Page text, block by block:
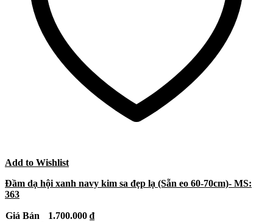
Add to Wishlist
Đầm dạ hội xanh navy kim sa đẹp lạ (Sẵn eo 60-70cm)- MS:
363
Giá Bán 1.700.000 ₫